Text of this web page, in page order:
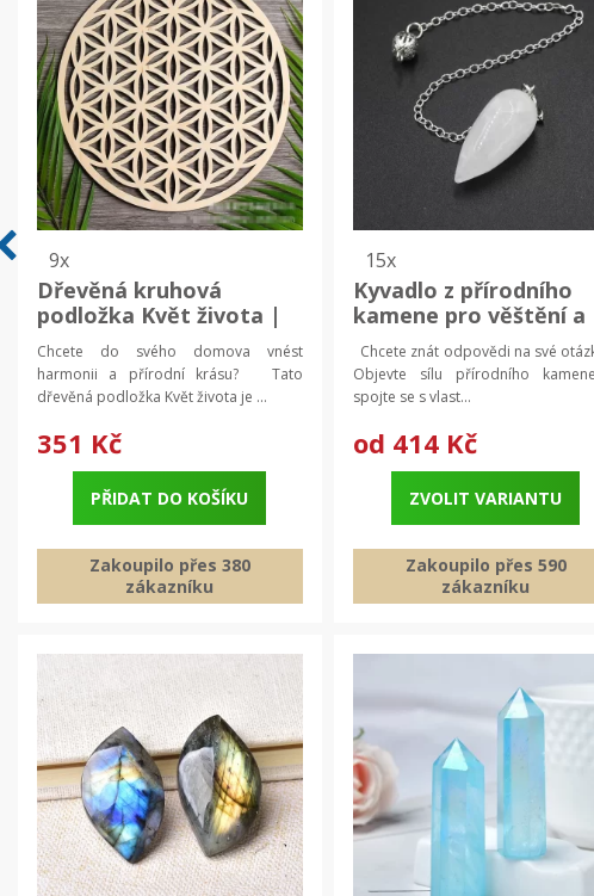
9x
Dřevěná kruhová
podložka Květ života |
Dřevěný podtácek,
dřevěná dekorace 10 ks
Chcete do svého domova vnést
harmonii a přírodní krásu? Tato
dřevěná podložka Květ života je ...
351 Kč
PŘIDAT DO KOŠÍKU
Zakoupilo přes 380
zákazníku
15x
Kyvadlo z přírodního
kamene pro věštění a
esoteriku | Esoterické
pomůcky
Chcete znát odpovědi na své
Objevte sílu přírodního
spojte se s vlast...
od 414 Kč
ZVOLIT VARIANTU
Zakoupilo přes 590
zákazníku